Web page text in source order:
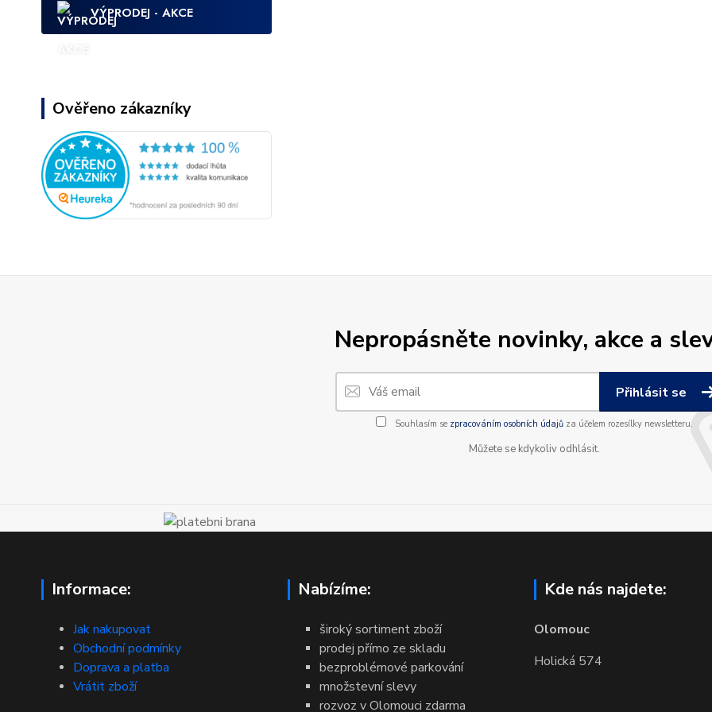
VÝPRODEJ - AKCE
Ověřeno zákazníky
Nepropásněte novinky, akce a
Přihlásit se
Souhlasím se zpracováním osobních údajůza účelem rozesílky newsletteru.
Můžete se kdykoliv odhlásit.
Informace:
Jak nakupovat
Obchodní podmínky
Doprava a platba
Vrátit zboží
Nabízíme:
široký sortiment zboží
prodej přímo ze skladu
bezproblémové parkování
množstevní slevy
rozvoz v Olomouci zdarma
Kde nás najdete:
Olomouc
Holická 574